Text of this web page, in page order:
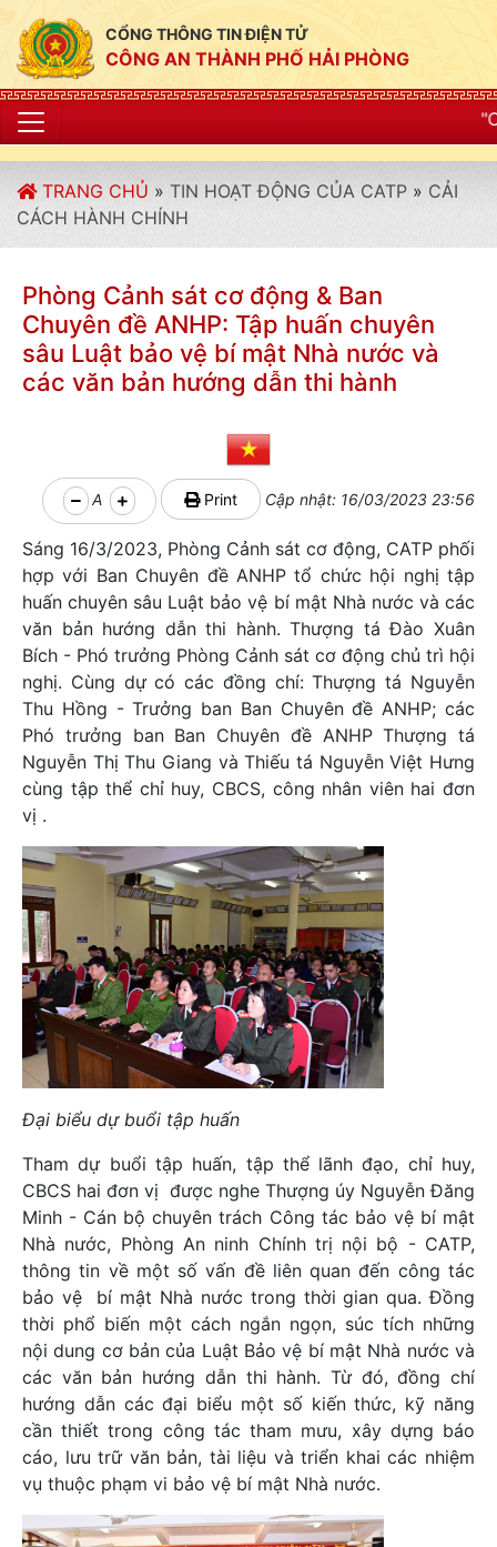
CỔNG THÔNG TIN ĐIỆN TỬ
CÔNG AN THÀNH PHỐ HẢI PHÒNG
"CÔNG AN
TRANG CHỦ » TIN HOẠT ĐỘNG CỦA CATP » CẢI
CÁCH HÀNH CHÍNH
Phòng Cảnh sát cơ động & Ban
Chuyên đề ANHP: Tập huấn chuyên
sâu Luật bảo vệ bí mật Nhà nước và
các văn bản hướng dẫn thi hành
A Print Cập nhật: 16/03/2023 23:56
Sáng 16/3/2023, Phòng Cảnh sát cơ động, CATP phối
hợp với Ban Chuyên đề ANHP tổ chức hội nghị tập
huấn chuyên sâu Luật bảo vệ bí mật Nhà nước và các
văn bản hướng dẫn thi hành. Thượng tá Đào Xuân
Bích - Phó trưởng Phòng Cảnh sát cơ động chủ trì hội
nghị. Cùng dự có các đồng chí: Thượng tá Nguyễn
Thu Hồng - Trưởng ban Ban Chuyên đề ANHP; các
Phó trưởng ban Ban Chuyên đề ANHP Thượng tá
Nguyễn Thị Thu Giang và Thiếu tá Nguyễn Việt Hưng
cùng tập thể chỉ huy, CBCS, công nhân viên hai đơn
vị .
Đại biểu dự buổi tập huấn
Tham dự buổi tập huấn, tập thể lãnh đạo, chỉ huy,
CBCS hai đơn vị được nghe Thượng úy Nguyễn Đăng
Minh - Cán bộ chuyên trách Công tác bảo vệ bí mật
Nhà nước, Phòng An ninh Chính trị nội bộ - CATP,
thông tin về một số vấn đề liên quan đến công tác
bảo vệ bí mật Nhà nước trong thời gian qua. Đồng
thời phổ biến một cách ngắn ngọn, súc tích những
nội dung cơ bản của Luật Bảo vệ bí mật Nhà nước và
các văn bản hướng dẫn thi hành. Từ đó, đồng chí
hướng dẫn các đại biểu một số kiến thức, kỹ năng
cần thiết trong công tác tham mưu, xây dựng báo
cáo, lưu trữ văn bản, tài liệu và triển khai các nhiệm
vụ thuộc phạm vi bảo vệ bí mật Nhà nước.